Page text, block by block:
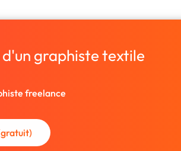
d'un graphiste textile
freelance